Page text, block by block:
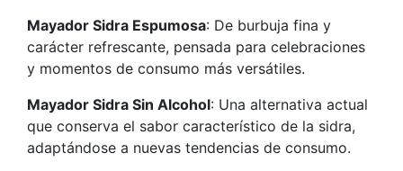
Mayador Sidra Espumosa: De burbuja fina y
carácter refrescante, pensada para celebraciones
y momentos de consumo más versátiles.
Mayador Sidra Sin Alcohol: Una alternativa actual
que conserva el sabor característico de la sidra,
adaptándose a nuevas tendencias de consumo.